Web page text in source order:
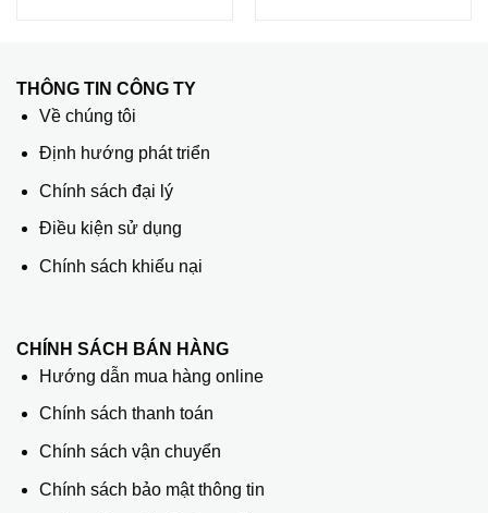
THÔNG TIN CÔNG TY
Về chúng tôi
Định hướng phát triển
Chính sách đại lý
Điều kiện sử dụng
Chính sách khiếu nại
CHÍNH SÁCH BÁN HÀNG
Hướng dẫn mua hàng online
Chính sách thanh toán
Chính sách vận chuyển
Chính sách bảo mật thông tin